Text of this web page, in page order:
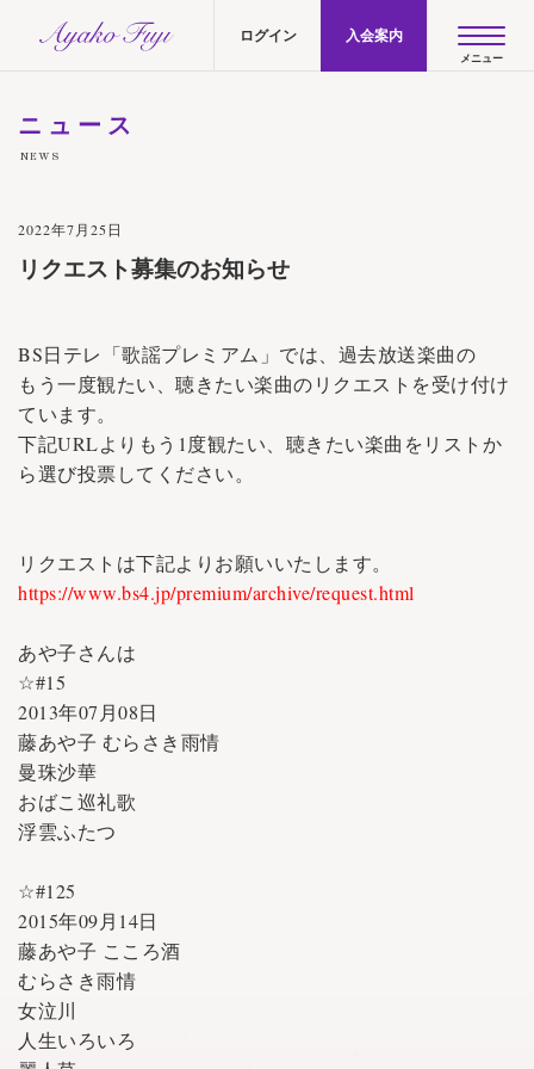
ログイン 入会案内
ニュース
NEWS
2022年7月25日
リクエスト募集のお知らせ
BS日テレ「歌謡プレミアム」では、過去放送楽曲の
もう一度観たい、聴きたい楽曲のリクエストを受け付け
ています。
下記URLよりもう1度観たい、聴きたい楽曲をリストか
ら選び投票してください。
リクエストは下記よりお願いいたします。
https://www.bs4.jp/premium/archive/request.html
あや子さんは
☆#15
2013年07月08日
藤あや子 むらさき雨情
曼珠沙華
おばこ巡礼歌
浮雲ふたつ
☆#125
2015年09月14日
藤あや子 こころ酒
むらさき雨情
女泣川
人生いろいろ